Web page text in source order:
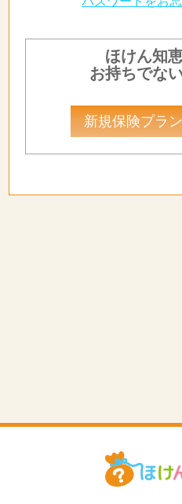
ほけん知
お持ちでな
新規保険プラ